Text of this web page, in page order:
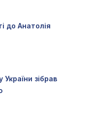
до Анатолія
зібрав